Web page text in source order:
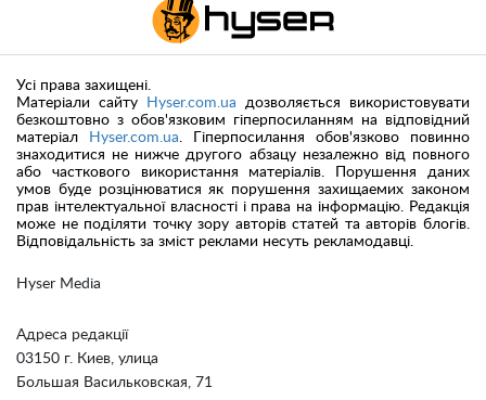
Hyser Media
Адреса редакції
03150 г. Киев, улица
Большая Васильковская, 71
Усі права захищені.
Матеріали сайту
Hyser.com.ua дозволяється використовувати
безкоштовно з обов'язковим гіперпосиланням на відповідний
матеріал
Hyser.com.ua . Гіперпосилання обов'язково повинно
знаходитися не нижче другого абзацу незалежно від повного
або часткового використання матеріалів. Порушення даних
умов буде розцінюватися як порушення захищаемих законом
прав інтелектуальної власності і права на інформацію. Редакція
може не поділяти точку зору авторів статей та авторів блогів.
Відповідальність за зміст реклами несуть рекламодавці.